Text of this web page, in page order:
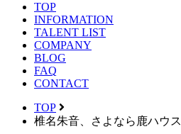
TOP
INFORMATION
TALENT LIST
COMPANY
BLOG
FAQ
CONTACT
TOP
椎名朱音、さよなら鹿ハウス